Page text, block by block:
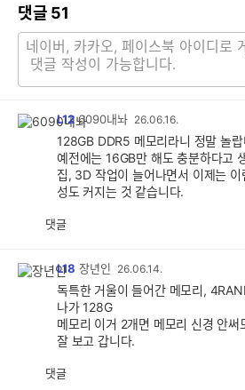
댓글 51
L12 6090내놔 26.06.16.
128GB DDR5 메모리라니 정말 놀랍
예전에는 16GB만 해도 충분하다고
집, 3D 작업이 늘어나면서 이제는
성도 커지는 것 같습니다.
댓글
L18 장년인 26.06.14.
독특한 거울이 들어간 메모리,
나가 128G
메모리 이거 2개면 메모리 신경 안써
잘 보고 갑니다.
댓글